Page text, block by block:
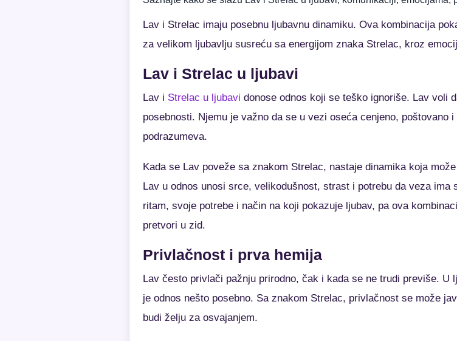
Lav i Strelac imaju posebnu ljubavnu dinamiku. Ova kombinacija
za velikom ljubavlju susreću sa energijom znaka Strelac, kroz
Lav i Strelac u ljubavi
Lav i Strelac u ljubavi donose odnos koji se teško ignoriše. Lav voli
posebnosti. Njemu je važno da se u vezi oseća cenjeno, poštovano
podrazumeva.
Kada se Lav poveže sa znakom Strelac, nastaje dinamika koja
Lav u odnos unosi srce, velikodušnost, strast i potrebu da veza
ritam, svoje potrebe i način na koji pokazuje ljubav, pa ova
pretvori u zid.
Privlačnost i prva hemija
Lav često privlači pažnju prirodno, čak i kada se ne trudi previše.
je odnos nešto posebno. Sa znakom Strelac, privlačnost se može
budi želju za osvajanjem.